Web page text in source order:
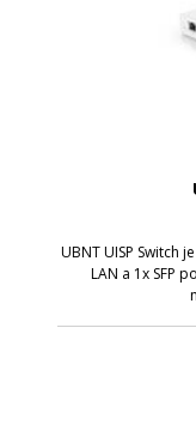
UBNT UISP Switch
LAN a 1x SFP